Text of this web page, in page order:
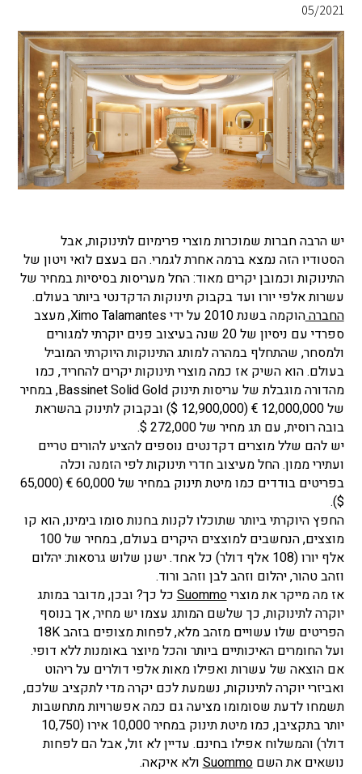
05/2021
יש הרבה חברות שמוכרות מוצרי פרימיום לתינוקות, אבל
הסטודיו הזה נמצא ברמה אחרת לגמרי. הם בעצם לואי ויטון של
התינוקות וכמובן יקרים מאוד: החל מעריסות בסיסיות במחיר של
עשרות אלפי יורו ועד בקבוק תינוקות הדקדנטי ביותר בעולם.
החברה
הוקמה בשנת 2010 על ידי Ximo Talamantes, מעצב
ספרדי עם ניסיון של 20 שנה בעיצוב פנים יוקרתי למגורים
ולמסחר, שהתחלף במהרה למותג התינוקות היוקרתי המוביל
בעולם. הוא השיק אז כמה מוצרי תינוקות יקרים להחריד, כמו
מהדורה מוגבלת של עריסות תינוק Bassinet Solid Gold, במחיר
של 12,000,000 € (12,900,000 $) ובקבוק לתינוק בהשראת
בובה רוסית, עם תג מחיר של 272,000 $.
יש להם שלל מוצרים דקדנטים נוספים להציע להורים טריים
ועתירי ממון. החל מעיצוב חדרי תינוקות לפי הזמנה וכלה
בפריטים בודדים כמו מיטת תינוק במחיר של 60,000 € (65,000
$).
החפץ היוקרתי ביותר שתוכלו לקנות בחנות סומו בימינו, הוא קו
מוצצים, הנחשבים למוצצים היקרים בעולם, במחיר של 100
אלף יורו (108 אלף דולר) כל אחד. ישנן שלוש גרסאות: יהלום
וזהב טהור, יהלום וזהב לבן וזהב ורוד.
אז מה מייקר את מוצריSuommoכל כך? ובכן, מדובר במותג
יוקרה לתינוקות, כך שלשם המותג עצמו יש מחיר, אך בנוסף
הפריטים שלו עשויים מזהב מלא, לפחות מצופים בזהב 18K
ועל החומרים האיכותיים ביותר והכל מיוצר באומנות ללא דופי.
אם הוצאה של עשרות ואפילו מאות אלפי דולרים על ריהוט
ואביזרי יוקרה לתינוקות, נשמעת לכם יקרה מדי לתקציב שלכם,
תשמחו לדעת שסומומו מציעה גם כמה אפשרויות מתחשבות
יותר בתקציבן, כמו מיטת תינוק במחיר 10,000 אירו (10,750
דולר) והמשלוח אפילו בחינם. עדיין לא זול, אבל הם לפחות
נושאים את השםSuommoולא איקאה.